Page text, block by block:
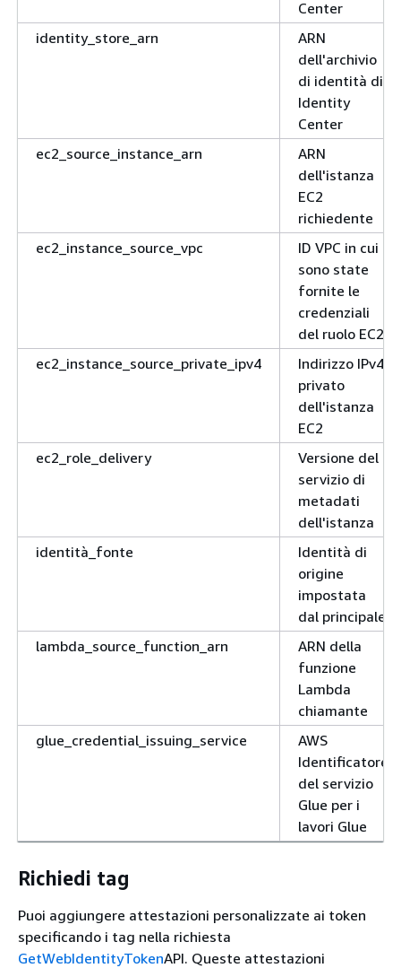
Center
identity_store_arn
ARN
dell'archivio
di identità di
Identity
Center
ec2_source_instance_arn
ARN
dell'istanza
EC2
richiedente
ec2_instance_source_vpc
ID VPC in cui
sono state
fornite le
credenziali
del ruolo EC2
ec2_instance_source_private_ipv4
Indirizzo IPv4
privato
dell'istanza
EC2
ec2_role_delivery
Versione del
servizio di
metadati
dell'istanza
identità_fonte
Identità di
origine
impostata
dal principale
lambda_source_function_arn
ARN della
funzione
Lambda
chiamante
glue_credential_issuing_service
AWS
Identificatore
del servizio
Glue per i
lavori Glue
Richiedi tag
Puoi aggiungere attestazioni personalizzate ai token
specificando i tag nella richiesta
GetWebIdentityTokenAPI. Queste attestazioni